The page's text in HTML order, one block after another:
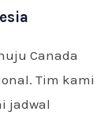
Canada
Tim kami
jadwal